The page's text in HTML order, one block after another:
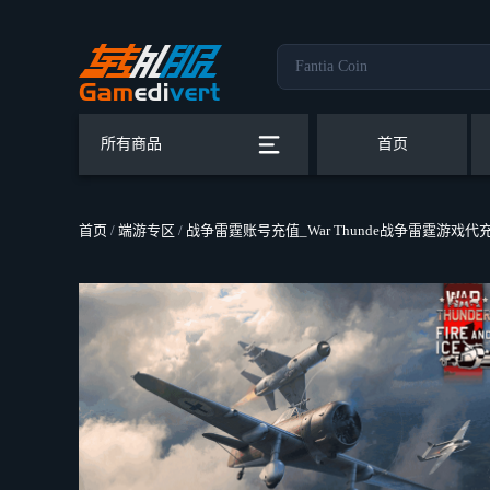
所有商品 首页
首页 / 端游专区 / 战争雷霆账号充值_War Thunde战争雷霆游戏代